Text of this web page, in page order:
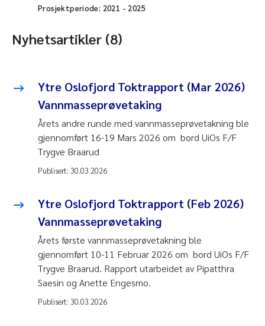
Prosjektperiode: 2021 - 2025
Nyhetsartikler (8)
Ytre Oslofjord Toktrapport (Mar 2026)
Vannmasseprøvetaking
Årets andre runde med vannmasseprøvetakning ble
gjennomført 16-19 Mars 2026 om bord UiOs F/F
Trygve Braarud
Publisert: 30.03.2026
Ytre Oslofjord Toktrapport (Feb 2026)
Vannmasseprøvetaking
Årets første vannmasseprøvetakning ble
gjennomført 10-11 Februar 2026 om bord UiOs F/F
Trygve Braarud. Rapport utarbeidet av Pipatthra
Saesin og Anette Engesmo.
Publisert: 30.03.2026